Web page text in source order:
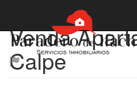
Venda
Calpe